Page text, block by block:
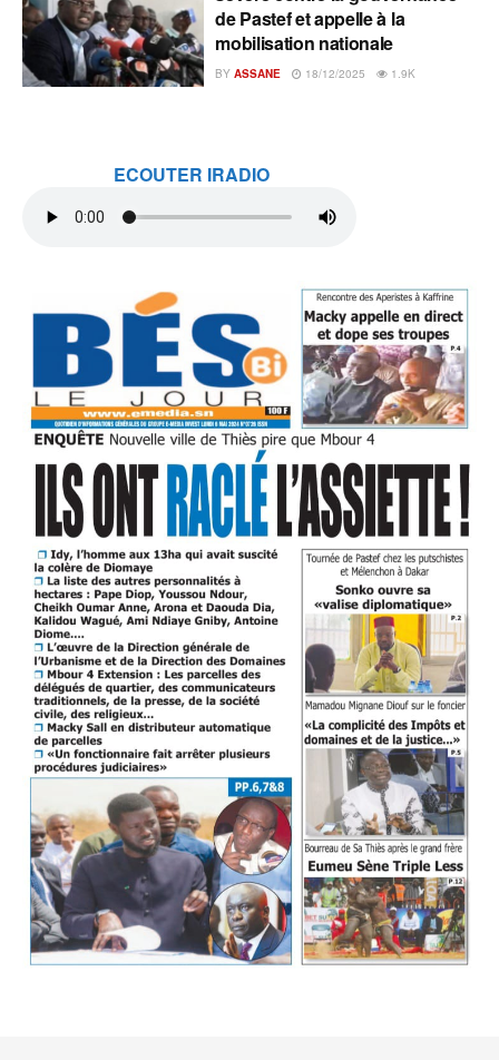
de Pastef et appelle à la
mobilisation nationale
BY ASSANE 18/12/2025 1.9K
ECOUTER IRADIO